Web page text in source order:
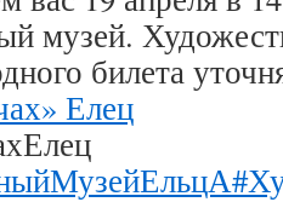
музей.
билета
Елец